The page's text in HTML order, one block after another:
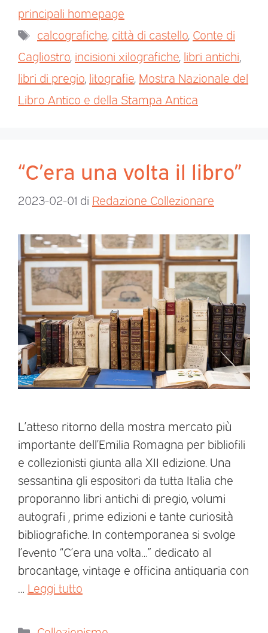
principali homepage
calcografiche città di castello Conte di
Cagliostro incisioni xilografiche libri antichi
libri di pregio litografie Mostra Nazionale del
Libro Antico e della Stampa Antica
“C’era una volta il libro”
2023-02-01 di Redazione Collezionare
L’atteso ritorno della mostra mercato più
importante dell’Emilia Romagna per bibliofili
e collezionisti giunta alla XII edizione. Una
sessantina gli espositori da tutta Italia che
proporanno libri antichi di pregio, volumi
autografi , prime edizioni e tante curiosità
bibliografiche. In contemporanea si svolge
l’evento “C’era una volta…” dedicato al
brocantage, vintage e officina antiquaria con
Leggi tutto